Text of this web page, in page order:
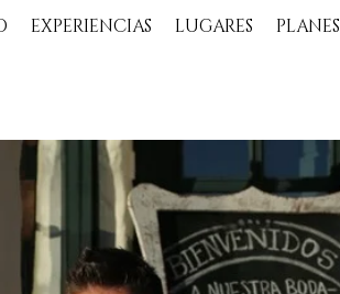
EXPERIENCIAS LUGARES PLANES